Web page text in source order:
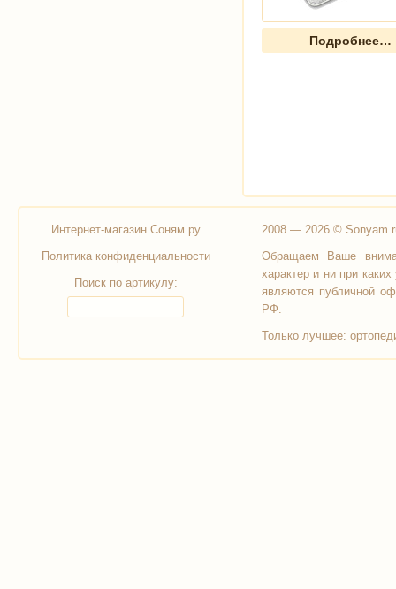
Подробнее…
Интернет-магазин Соням.ру
Политика конфиденциальности
Поиск по артикулу:
2008 — 2026 ©
Обращаем Ваше
характер и ни при
являются публичной
РФ.
Только лучшее: